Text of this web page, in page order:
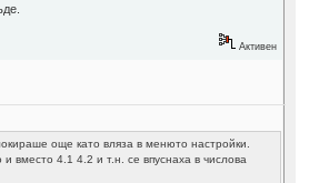
Активен
още като вляза в менюто настройки.
вместо 4.1 4.2 и т.н. се впуснаха в числова